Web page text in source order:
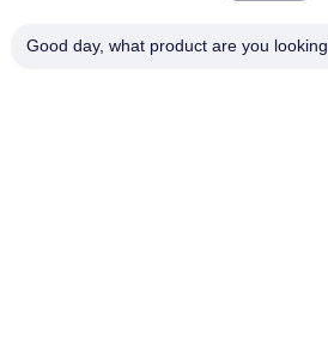
86-28-
Good day, what product are you